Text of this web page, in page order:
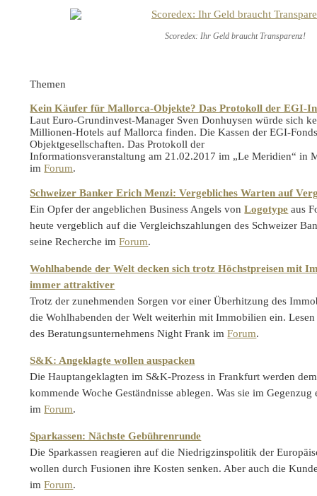
Scoredex: Ihr Geld braucht Transparenz!
Themen
Kein Käufer für Mallorca-Objekte? Das Protokoll der EGI-
Laut Euro-Grundinvest-Manager Sven Donhuysen würde sich
Millionen-Hotels auf Mallorca finden. Die Kassen der EGI-
Objektgesellschaften. Das Protokoll der
Informationsveranstaltung am 21.02.2017 im „Le Meridien“ in
imForum.
Schweizer Banker Erich Menzi: Vergebliches Warten auf
Ein Opfer der angeblichen Business Angels vonLogotype aus
heute vergeblich auf die Vergleichszahlungen des Schweizer
seine Recherche imForum.
Wohlhabende der Welt decken sich trotz Höchstpreisen mit
immer attraktiver
Trotz der zunehmenden Sorgen vor einer Überhitzung des
die Wohlhabenden der Welt weiterhin mit Immobilien ein. Lesen
des Beratungsunternehmens Night Frank imForum.
S&K: Angeklagte wollen auspacken
Die Hauptangeklagten im S&K-Prozess in Frankfurt werden
kommende Woche Geständnisse ablegen. Was sie im Gegenzug
imForum.
Sparkassen: Nächste Gebührenrunde
Die Sparkassen reagieren auf die Niedrigzinspolitik der
wollen durch Fusionen ihre Kosten senken. Aber auch die
imForum.